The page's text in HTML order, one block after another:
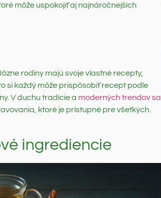
môže uspokojiť aj najnáročnejších
rodiny majú svoje vlastné recepty,
si každý môže prispôsobiť recept podle
V duchu tradície a moderných trendov sa
ktoré je prístupné pre všetkých.
ingrediencie